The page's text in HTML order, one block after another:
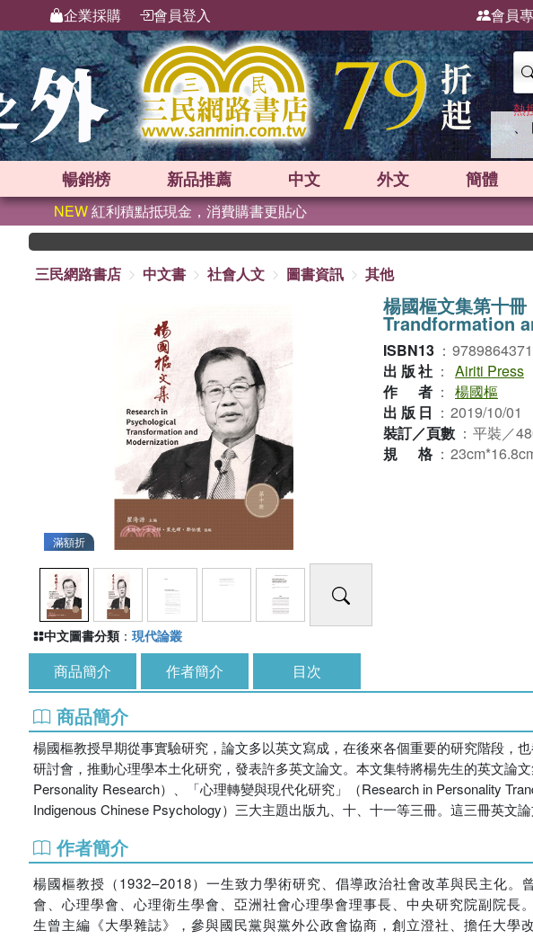
企業採購 會員登入 會員
熱
、
暢銷榜 新品推薦 中文 外文 簡體
NEW紅利積點抵現金，消費購書更貼心
三民網路書店
中文書 社會人文 圖書資訊 其他
滿額折
楊國樞文集第十
Trandformation
ISBN13 ：
出版社 ： Airiti Press
作者 ： 楊國樞
出版日 ： 2019/10/01
裝訂／頁數 ： 平裝／
規格 ：
中文圖書分類 ： 現代論叢
商品簡介 作者簡介 目次
商品簡介
楊國樞教授早期從事實驗研究，論文多以英文寫成，在後來各個重要的研究階段，
研討會，推動心理學本土化研究，發表許多英文論文。本文集特將楊先生的英文論
Personality Research）、「心理轉變與現代化研究」（Research in Personality
Indigenous Chinese Psychology）三大主題出版九、十、十一等三冊。這三冊英文
作者簡介
楊國樞教授（1932–2018）一生致力學術研究、倡導政治社會改革與民主化
會、心理學會、心理衛生學會、亞洲社會心理學會理事長、中央研究院副院
生曾主編《大學雜誌》，參與國民黨與黨外公政會協商，創立澄社、擔任大學